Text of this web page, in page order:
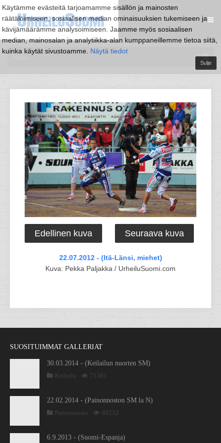
Käytämme evästeitä tarjoamamme sisällön ja mainosten
räätälöimiseen, sosiaalisen median ominaisuuksien tukemiseen ja
kävijämäärämme analysoimiseen. Jaamme myös sosiaalisen
median, mainosalan ja analytiikka-alan kumppaneillemme tietoa siitä,
kuinka käytät sivustoamme. Näytä tiedot
Sulje
Edellinen kuva Seuraava kuva
22.07.2012 - (Itä-Länsi, miehet)
Kuva: Pekka Paljakka / UrheiluSuomi.com
SUOSITUIMMAT GALLERIAT
30.03.2014 - (Keilailun nuorten SM)
Keilailu
71361
22.02.2014 - (Painonnoston SM la N)
Painonnosto
69232
6.9.2013 - (Suomi-Espanja)